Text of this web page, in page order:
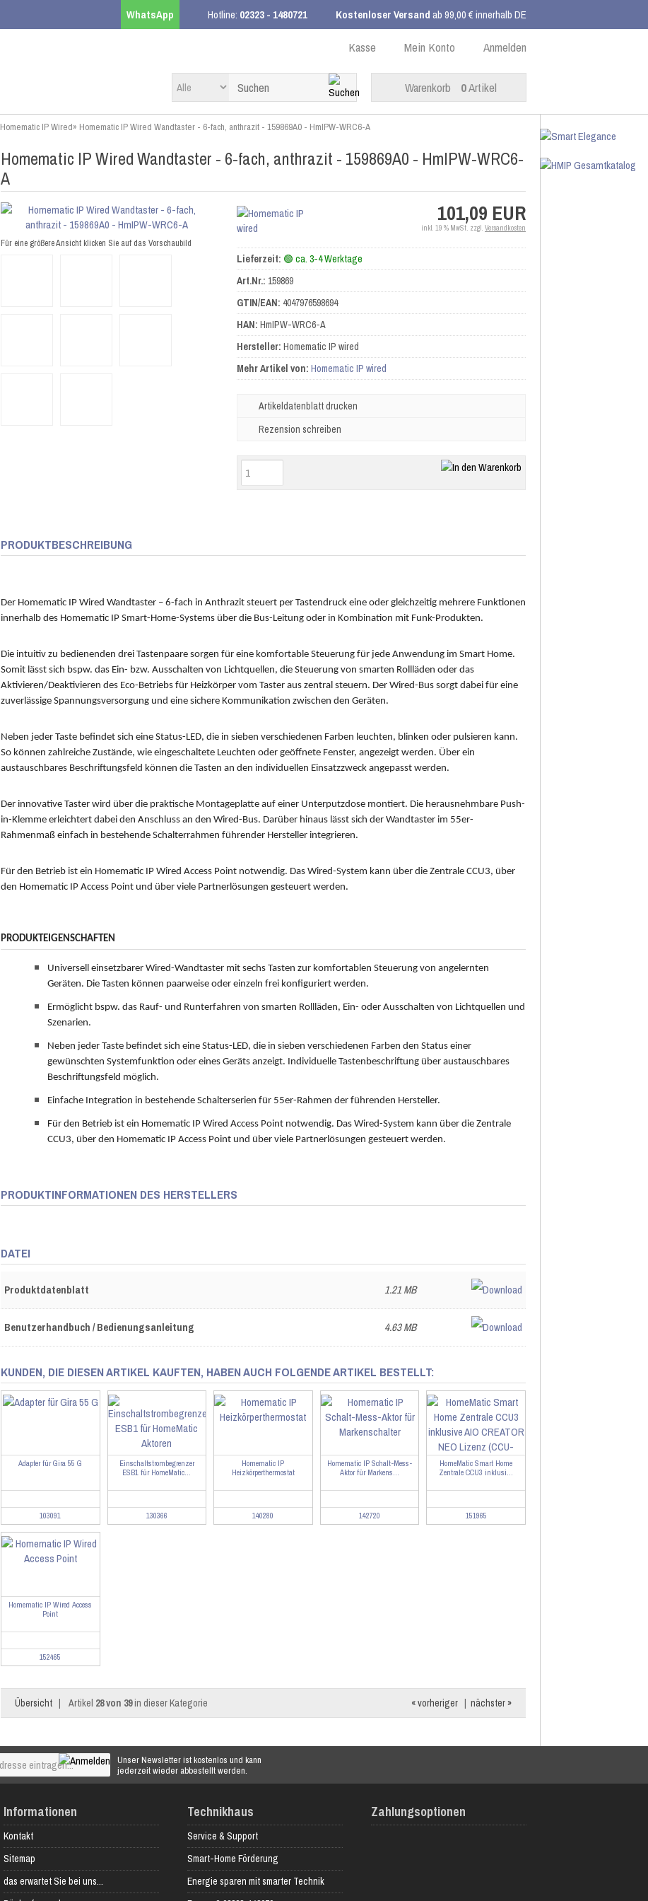
WhatsApp Hotline: 02323 - 1480721 Kostenloser Versandab 99,00 € innerhalb DE
Anmelden
Mein Konto
Kasse
Warenkorb 0Artikel
Homematic IP Wired» Homematic IP Wired Wandtaster - 6-fach, anthrazit - 159869A0 - HmIPW-WRC6-A
Homematic IP Wired Wandtaster - 6-fach, anthrazit - 159869A0 - HmIPW-WRC6-
A
Für eine größere Ansicht klicken Sie auf das Vorschaubild
101,09 EUR
inkl. 19 % MwSt. zzgl. Versandkosten
Lieferzeit: 🟢 ca. 3-4 Werktage
Art.Nr.: 159869
GTIN/EAN: 4047976598694
HAN: HmIPW-WRC6-A
Hersteller: Homematic IP wired
Mehr Artikel von: Homematic IP wired
Artikeldatenblatt drucken
Rezension schreiben
PRODUKTBESCHREIBUNG
Der Homematic IP Wired Wandtaster – 6-fach in Anthrazit steuert per Tastendruck eine oder gleichzeitig mehrere Funktionen
innerhalb des Homematic IP Smart-Home-Systems über die Bus-Leitung oder in Kombination mit Funk-Produkten.
Die intuitiv zu bedienenden drei Tastenpaare sorgen für eine komfortable Steuerung für jede Anwendung im Smart Home.
Somit lässt sich bspw. das Ein- bzw. Ausschalten von Lichtquellen, die Steuerung von smarten Rollläden oder das
Aktivieren/Deaktivieren des Eco-Betriebs für Heizkörper vom Taster aus zentral steuern. Der Wired-Bus sorgt dabei für eine
zuverlässige Spannungsversorgung und eine sichere Kommunikation zwischen den Geräten.
Neben jeder Taste befindet sich eine Status-LED, die in sieben verschiedenen Farben leuchten, blinken oder pulsieren kann.
So können zahlreiche Zustände, wie eingeschaltete Leuchten oder geöffnete Fenster, angezeigt werden. Über ein
austauschbares Beschriftungsfeld können die Tasten an den individuellen Einsatzzweck angepasst werden.
Der innovative Taster wird über die praktische Montageplatte auf einer Unterputzdose montiert. Die herausnehmbare Push-
in-Klemme erleichtert dabei den Anschluss an den Wired-Bus. Darüber hinaus lässt sich der Wandtaster im 55er-
Rahmenmaß einfach in bestehende Schalterrahmen führender Hersteller integrieren.
Für den Betrieb ist ein Homematic IP Wired Access Point notwendig. Das Wired-System kann über die Zentrale CCU3, über
den Homematic IP Access Point und über viele Partnerlösungen gesteuert werden.
PRODUKTEIGENSCHAFTEN
Universell einsetzbarer Wired-Wandtaster mit sechs Tasten zur komfortablen Steuerung von angelernten
Geräten. Die Tasten können paarweise oder einzeln frei konfiguriert werden.
Ermöglicht bspw. das Rauf- und Runterfahren von smarten Rollläden, Ein- oder Ausschalten von Lichtquellen und
Szenarien.
Neben jeder Taste befindet sich eine Status-LED, die in sieben verschiedenen Farben den Status einer
gewünschten Systemfunktion oder eines Geräts anzeigt. Individuelle Tastenbeschriftung über austauschbares
Beschriftungsfeld möglich.
Einfache Integration in bestehende Schalterserien für 55er-Rahmen der führenden Hersteller.
Für den Betrieb ist ein Homematic IP Wired Access Point notwendig. Das Wired-System kann über die Zentrale
CCU3, über den Homematic IP Access Point und über viele Partnerlösungen gesteuert werden.
PRODUKTINFORMATIONEN DES HERSTELLERS
DATEI
Produktdatenblatt 1.21 MB
Benutzerhandbuch / Bedienungsanleitung 4.63 MB
KUNDEN, DIE DIESEN ARTIKEL KAUFTEN, HABEN AUCH FOLGENDE ARTIKEL BESTELLT:
Adapter für Gira 55 G
103091
Einschaltstrombegrenzer
ESB1 für HomeMatic...
130366
Homematic IP
Heizkörperthermostat
140280
Homematic IP Schalt-Mess-
Aktor für Markens...
142720
HomeMatic Smart Home
Zentrale CCU3 inklusi...
151965
Homematic IP Wired Access
Point
152465
Übersicht | Artikel 28 von 39in dieser Kategorie « vorheriger | nächster »
Unser Newsletter ist kostenlos und kann
jederzeit wieder abbestellt werden.
Informationen
Kontakt
Sitemap
das erwartet Sie bei uns...
Technikhaus
Service & Support
Smart-Home Förderung
Energie sparen mit smarter Technik
Zahlungsoptionen